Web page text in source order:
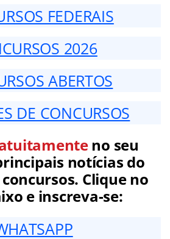
FEDERAIS
2026
ABERTOS
DE CONCURSOS
no seu
notícias do
Clique no
e inscreva-se: